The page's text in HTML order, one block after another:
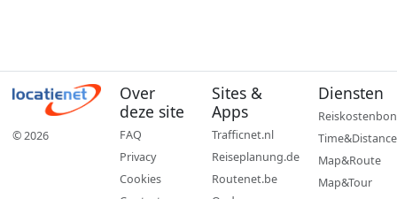
© 2026
Over
deze site
FAQ
Privacy
Cookies
Sites &
Apps
Trafficnet.nl
Reiseplanung.de
Routenet.be
Diensten
Reiskostenbon
Time&Distance
Map&Route
Map&Tour